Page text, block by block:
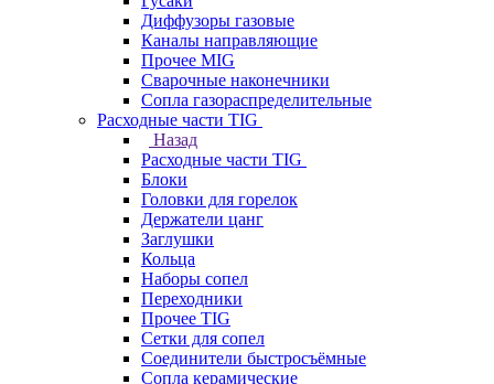
Диффузоры газовые
Каналы направляющие
Прочее MIG
Сварочные наконечники
Сопла газораспределительные
Расходные части TIG
Назад
Расходные части TIG
Блоки
Головки для горелок
Держатели цанг
Заглушки
Кольца
Наборы сопел
Переходники
Прочее TIG
Сетки для сопел
Соединители быстросъёмные
Сопла керамические